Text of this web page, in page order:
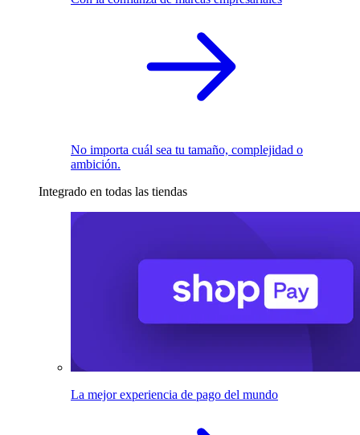
No importa cuál sea tu tamaño, complejidad o
ambición.
Integrado en todas las tiendas
La mejor experiencia de pago del mundo